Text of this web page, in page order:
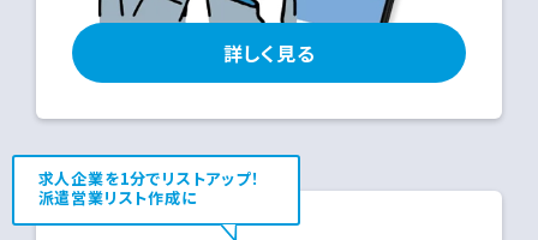
詳しく見る
求人企業を1分でリストアップ！
派遣営業リスト作成に